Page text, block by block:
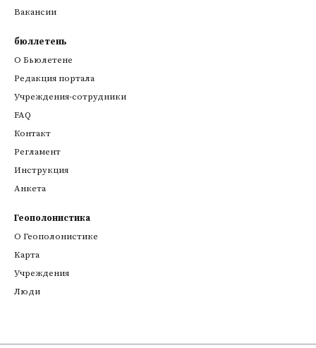
Вакансии
бюллетень
О Бьюлетене
Редакция портала
Учреждения-сотрудники
FAQ
Контакт
Регламент
Инструкция
Анкета
Геополонистика
О Геополонистике
Kарта
Учреждения
Люди